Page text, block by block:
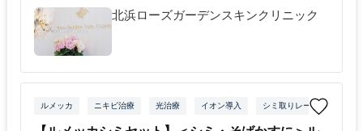
北浜ローズガーデンスキンクリニック
ルメッカ ニキビ治療 光治療 イオン導入 シミ取りレーザー